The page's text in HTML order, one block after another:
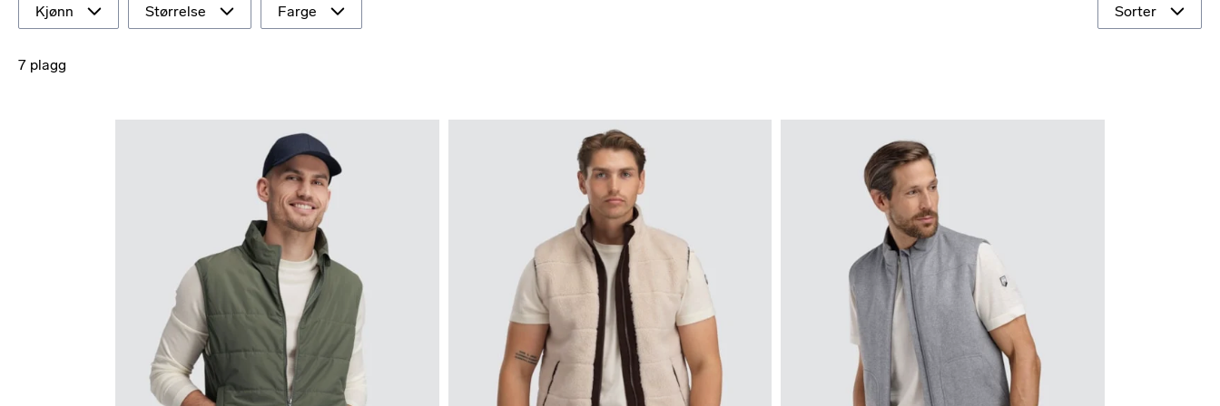
Kjønn Størrelse Farge Sorter
7 plagg